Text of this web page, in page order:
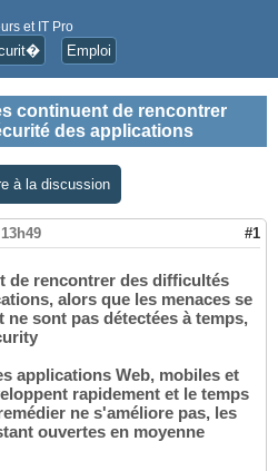
et IT Pro
Emploi
continuent de rencontrer
des applications
à la discussion
#1
de rencontrer des difficultés
alors que les menaces se
sont pas détectées à temps,
applications Web, mobiles et
rapidement et le temps
ne s'améliore pas, les
ouvertes en moyenne